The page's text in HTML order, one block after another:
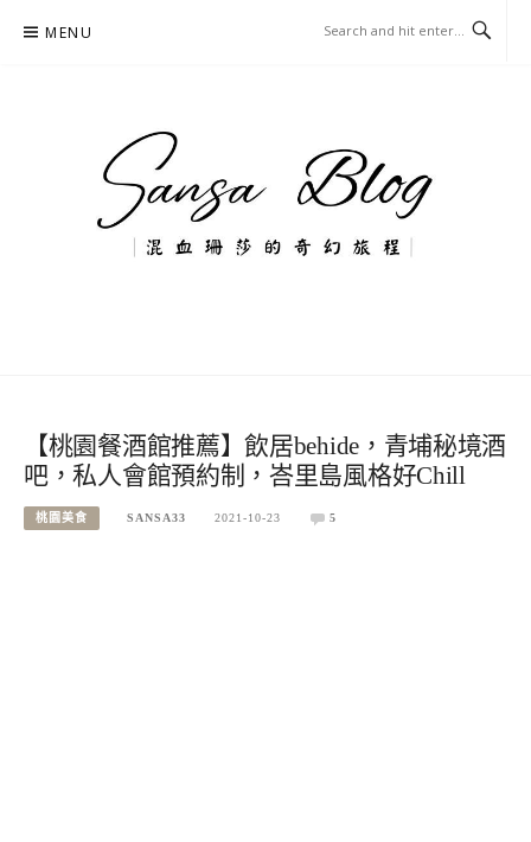
MENU
【桃園餐酒館推薦】飲居behide，青埔秘境酒
吧，私人會館預約制，峇里島風格好Chill
桃園美食 SANSA33 2021-10-23 5